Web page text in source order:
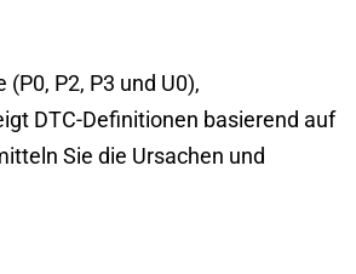
P2, P3 und U0),
DTC-Definitionen basierend auf
Sie die Ursachen und